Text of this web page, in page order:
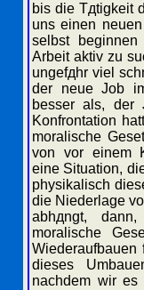
bis die Tдtigkeit
uns einen
selbst
Arbeit aktiv zu
ungefдhr viel
der neue Job
besser als, der
Konfrontation
moralische
von vor einem
eine Situation,
physikalisch
die Niederlage
abhдngt,
moralische
Wiederaufbauen
dieses
nachdem wir es